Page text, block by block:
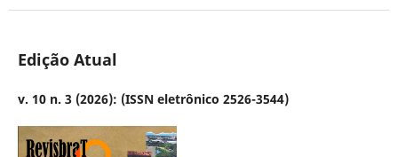
Edição Atual
v. 10 n. 3 (2026): (ISSN eletrônico 2526-3544)